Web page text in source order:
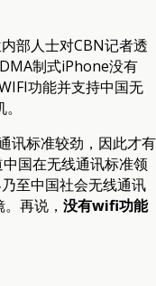
部人士对CBN记者透
制式iPhone没有
功能并支持中国无
讯标准较劲，因此才有
国在无线通讯标准领
至中国社会无线通讯
再说， 没有wifi功能